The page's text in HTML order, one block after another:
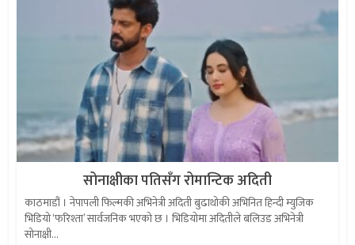
सोनाक्षीका पतिसँग रोमान्टिक अदिती
काठमाडौं । नेपापली फिल्मकी अभिनेत्री अदिती बुढाथोकी अभिनित हिन्दी म्युजिक
भिडियो ‘फरिश्ता’ सार्वजनिक भएको छ । भिडियोमा अदितीले बलिउड अभिनेत्री
सोनाक्षी...